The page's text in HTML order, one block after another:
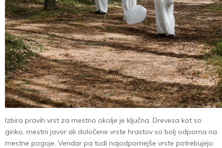
Izbira pravih vrst za mestno okolje je ključna. Drevesa kot so
ginko, mestni javor ali določene vrste hrastov so bolj odporna na
mestne pogoje. Vendar pa tudi najodpornejše vrste potrebujejo